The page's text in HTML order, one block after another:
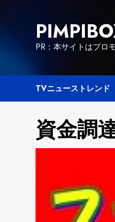
PR：本サイトはプロ
TVニューストレンド
資金調